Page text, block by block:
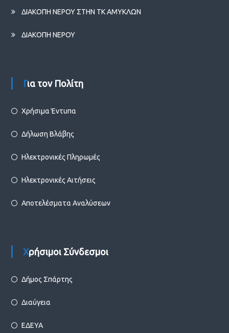
ΔΙΑΚΟΠΗ ΝΕΡΟΥ ΣΤΗΝ ΤΚ ΑΜΥΚΛΩΝ
ΔΙΑΚΟΠΗ ΝΕΡΟΥ
Για τον Πολίτη
Χρήσιμα Έντυπα
Δήλωση Βλάβης
Ηλεκτρονικές Πληρωμές
Ηλεκτρονικές Αιτήσεις
Αποτελέσματα Αναλύσεων
Χρήσιμοι Σύνδεσμοι
Δήμος Σπάρτης
Διαύγεια
ΕΔΕΥΑ